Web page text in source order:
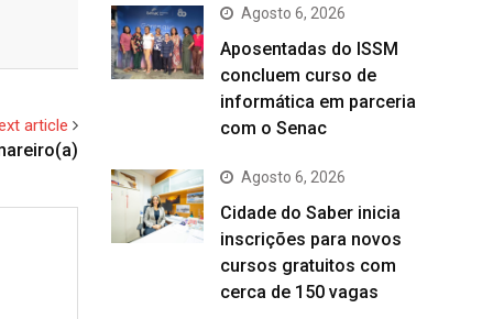
article
Agosto 6, 2026
Aposentadas do ISSM
concluem curso de
informática em parceria
com o Senac
Agosto 6, 2026
Cidade do Saber inicia
inscrições para novos
cursos gratuitos com
cerca de 150 vagas